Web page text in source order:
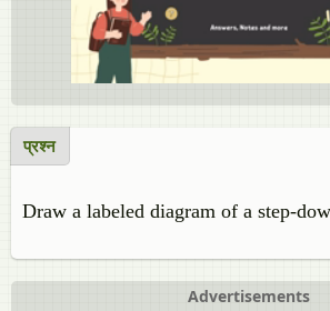
प्रश्न
Draw a labeled diagram of a step-
Advertisements